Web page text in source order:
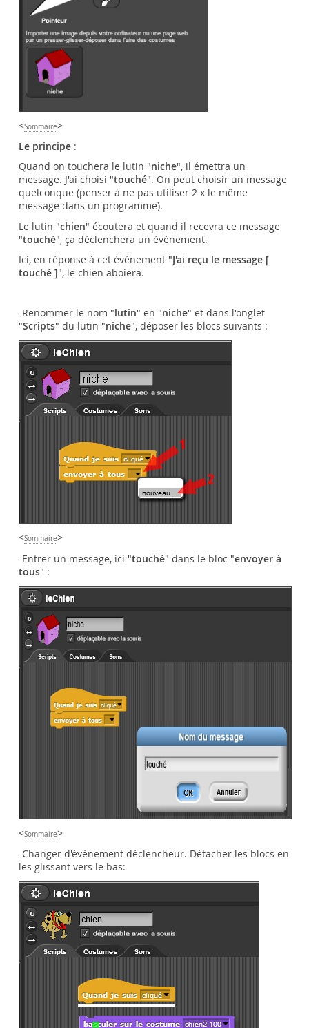
<Sommaire>
Le principe :
Quand on touchera le lutin "niche", il émettra un
message. J'ai choisi "touché". On peut choisir un message
quelconque (penser à ne pas utiliser 2 x le même
message dans un programme).
Le lutin "chien" écoutera et quand il recevra ce message
"touché", ça déclenchera un événement.
Ici, en réponse à cet événement "J'ai reçu le message [
touché ]", le chien aboiera.
-Renommer le nom "lutin" en "niche" et dans l'onglet
"Scripts" du lutin "niche", déposer les blocs suivants :
<Sommaire>
-Entrer un message, ici "touché" dans le bloc "envoyer à
tous" :
<Sommaire>
-Changer d'événement déclencheur. Détacher les blocs en
les glissant vers le bas: